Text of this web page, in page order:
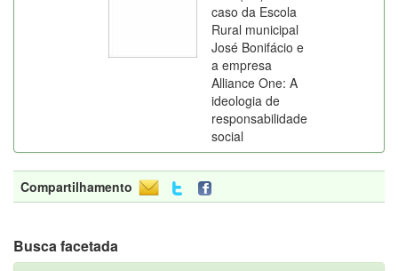
caso da Escola
Rural municipal
José Bonifácio e
a empresa
Alliance One: A
ideologia de
responsabilidade
social
Compartilhamento
Busca facetada